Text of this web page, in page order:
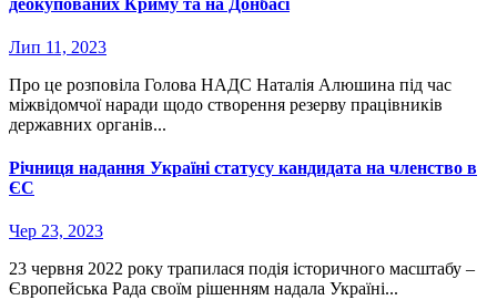
Лип 11, 2023
Про це розповіла Голова НАДС Наталія Алюшина під час
міжвідомчої наради щодо створення резерву працівників
державних органів...
Річниця надання Україні статусу кандидата на членство в
ЄС
Чер 23, 2023
23 червня 2022 року трапилася подія історичного масштабу –
Європейська Рада своїм рішенням надала Україні...